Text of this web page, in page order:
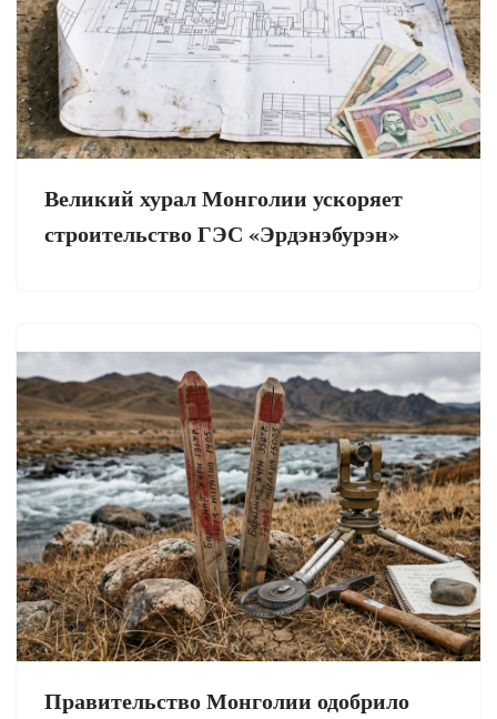
Великий хурал Монголии ускоряет
строительство ГЭС «Эрдэнэбурэн»
Правительство Монголии одобрило